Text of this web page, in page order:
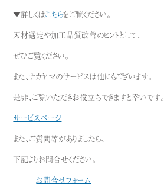
▼詳しくはこちらをご覧ください。
刃材選定や加工品質改善のヒントとして、
ぜひご覧ください。
また、ナカヤマのサービスは他にもございます。
是非、ご覧いただきお役立ちできますと幸いです。
サービスページ
また、ご質問等がありましたら、
下記よりお問合せください。
お問合せフォーム